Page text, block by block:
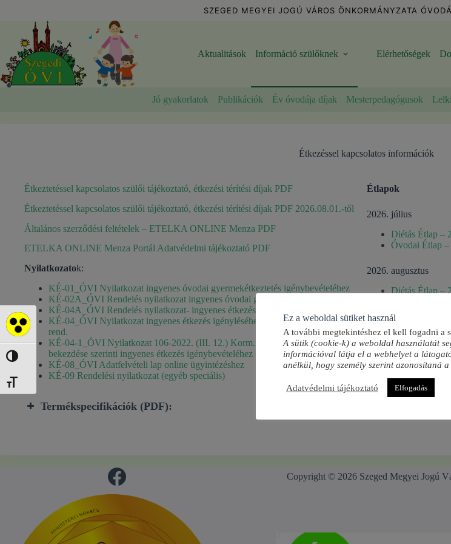
Akadálymentes mód
Nagy kontraszt váltása
Betűméret váltása
SZEGED MEGYEI JOGÚ VÁROS ÖNKORMÁNYZATA
Aktualitások Információ szülőknek Elérhetőségek
Jó gyakorlatok Publikációk Év óvodája díjak Mesterpedagógusok
Étkezéssel kapcsolatos információk
Étkeztetéssel kapcsolatos szülői tájékoztató, étkezési térítési díjak PDF
Étkeztetéssel kapcsolatos szülői tájékoztató, étkezési térítési díjak PDF 2026.08.01.-től
Általános szerződési feltételek – ETELKA ONLINE Menza PDF
ETELKA ONLINE Menza Portál Adatvédelmi tájékoztató PDF
Nyilatkozatok:
KÉ-01_ÓVI Nyilatkozat ingyenes óvodai gyermekétkeztetés igénybevételéhez
KÉ-02A_ÓVI Rendelés nyilatkozat ingyenes óvodai gyermekétkezéshez
KÉ-04A_ÓVI Rendelés nyilatkozat- ingyenes étkezés 106-2022. (III.12.) Korm. r.
KÉ-04_ÓVI Nyilatkozat ingyenes étkezés igényléséhez 106-2022. (III.12.) Korm.
rend.
KÉ-04-1_ÓVI Nyilatkozat 106-2022. (III. 12.) Korm. rendelet 3A. § (2)
bekezdése szerinti ingyenes étkezés igénybevételéhez
KÉ-08_ÓVI Adatfelvételi lap online ügyintézéshez
KÉ-09 Rendelési nyilatkozat (egyéb speciális)
Étlapok
2026. július
Diétás Étlap –
Óvodai Étlap
2026. augusztus
Diétás Étlap –
Étkezési térítési díj
Étkezési térítési díj
Termékspecifikációk (PDF):
Ammerland lapkasajt
21.1 vanílliás krémjoghurt 2nyelvű
21.3 Krémjoghurt-citromos v04 2nyelvá
21.2 Krémjoghurt-málnás v04 2nyelvű
16.1 Vaj 80%
15_Gyártmánylap-kefir 35% 2013-05-31
15_Gyártmánylap-joghurt 36% 2013-05-31
9_Fine_life_natúr kockasajt
Copyright © 2026 Szeged Megyei Jogú
Ez a weboldal sütiket használ
A további megtekintéshez el kell fogadni a
A sütik (cookie-k) a weboldal használatát
információval látja el a webhelyet a
anélkül, hogy személy szerint azonosítaná
Adatvédelmi tájékoztató Elfogadás